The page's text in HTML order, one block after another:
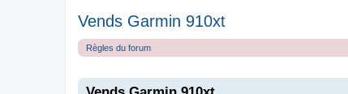
Vends Garmin 910xt
Règles du forum